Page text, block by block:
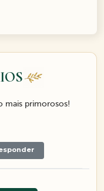
mais primorosos!